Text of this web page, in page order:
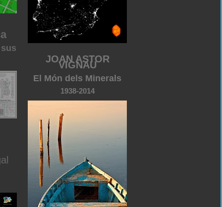
JOAN ASTOR
VIGNAU
El Món dels Minerals
1938-2014